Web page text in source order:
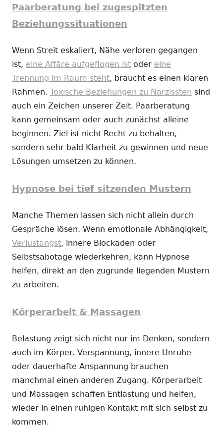
Paarberatung bei zugespitzten
Beziehungssituationen
Wenn Streit eskaliert, Nähe verloren gegangen
ist, eine Affäre aufgeflogen ist oder eine
Trennung im Raum steht, braucht es einen klaren
Rahmen. Toxische Beziehungen zu Narzissten sind
auch ein Zeichen unserer Zeit. Paarberatung
kann gemeinsam oder auch zunächst alleine
beginnen. Ziel ist nicht Recht zu behalten,
sondern sehr bald Klarheit zu gewinnen und neue
Lösungen umsetzen zu können.
Hypnose bei tief sitzenden Mustern
Manche Themen lassen sich nicht allein durch
Gespräche lösen. Wenn emotionale Abhängigkeit,
Verlustangst, innere Blockaden oder
Selbstsabotage wiederkehren, kann Hypnose
helfen, direkt an den zugrunde liegenden Mustern
zu arbeiten.
Körperarbeit & Massagen
Belastung zeigt sich nicht nur im Denken, sondern
auch im Körper. Verspannung, innere Unruhe
oder dauerhafte Anspannung brauchen
manchmal einen anderen Zugang. Körperarbeit
und Massagen schaffen Entlastung und helfen,
wieder in einen ruhigen Kontakt mit sich selbst zu
kommen.